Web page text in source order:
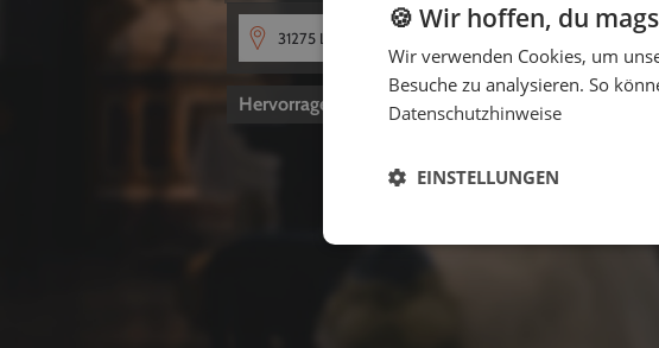
Hervorragend von 5
🍪 Wir hoffen, du
Wir verwenden Cookies, um
Besuche zu analysieren. So
Datenschutzhinweise
EINSTELLUNGEN